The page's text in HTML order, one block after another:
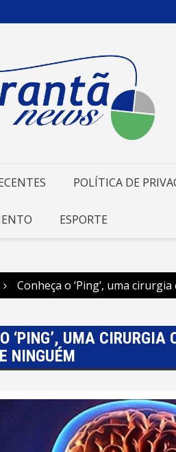
POLÍTICA DE
ESPORTE
Conheça o ‘Ping’, uma
‘PING’, UMA CIRURGIA
NINGUÉM